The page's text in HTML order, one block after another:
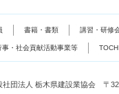
書籍・書類 講習・研修
事・社会貢献活動事業等
社団法人 栃木県建設業協会 〒